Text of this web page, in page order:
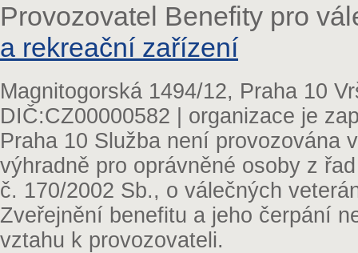
Provozovatel Benefity pro
a rekreační zařízení
Magnitogorská 1494/12, Praha 10
DIČ:CZ00000582 | organizace je
Praha 10 Služba není provozována
výhradně pro oprávněné osoby z
č. 170/2002 Sb., o válečných
Zveřejnění benefitu a jeho čerpání
vztahu k provozovateli.